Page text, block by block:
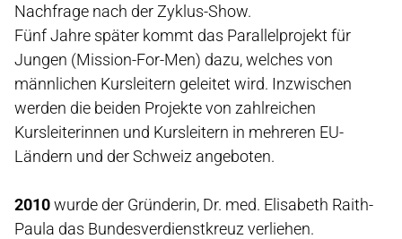
Nachfrage nach der Zyklus-Show.
Fünf Jahre später kommt das Parallelprojekt für
Jungen (Mission-For-Men) dazu, welches von
männlichen Kursleitern geleitet wird. Inzwischen
werden die beiden Projekte von zahlreichen
Kursleiterinnen und Kursleitern in mehreren EU-
Ländern und der Schweiz angeboten.
2010wurde der Gründerin, Dr. med. Elisabeth Raith-
Paula das Bundesverdienstkreuz verliehen.